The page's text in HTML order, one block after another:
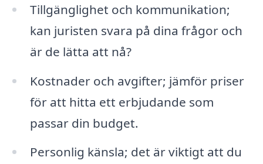
Tillgänglighet och kommunikation;
kan juristen svara på dina frågor och
är de lätta att nå?
Kostnader och avgifter; jämför priser
för att hitta ett erbjudande som
passar din budget.
Personlig känsla; det är viktigt att du